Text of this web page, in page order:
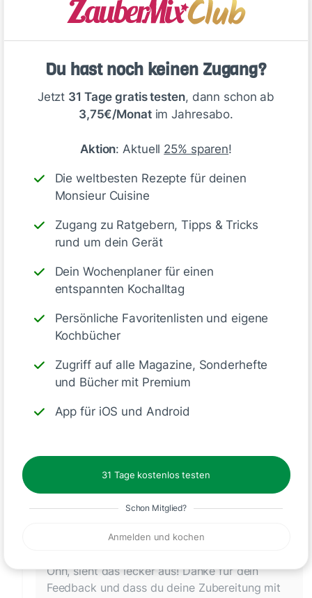
Du hast noch keinen Zugang?
Jetzt 31 Tage gratis testen, dann schon ab
3,75€/Monatim Jahresabo.
Aktion: Aktuell 25% sparen!
Die weltbesten Rezepte für deinen
Monsieur Cuisine
Zugang zu Ratgebern, Tipps & Tricks
rund um dein Gerät
Dein Wochenplaner für einen
entspannten Kochalltag
Persönliche Favoritenlisten und eigene
Kochbücher
Zugriff auf alle Magazine, Sonderhefte
und Bücher mit Premium
App für iOS und Android
31 Tage kostenlos testen
Schon Mitglied?
Anmelden und kochen
Doppelte Menge Gewürzpaste & Stärke, halbe
Menge Babyspinat anstelle von Blattspinat und
nochmal 5min Oberhitze am Ende für den Crunch.
vor etwa 2 Monaten
Ohh, sieht das lecker aus! Danke für dein
Feedback und dass du deine Zubereitung mit